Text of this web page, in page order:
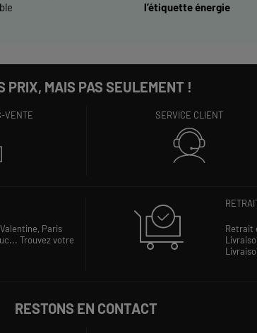
l’étiquette énergie
PRIX, MAIS PAS SEULEMENT !
VENTE SERVICE CLIENT
Paris
Trouvez votre
Retrait
RESTONS EN CONTACT